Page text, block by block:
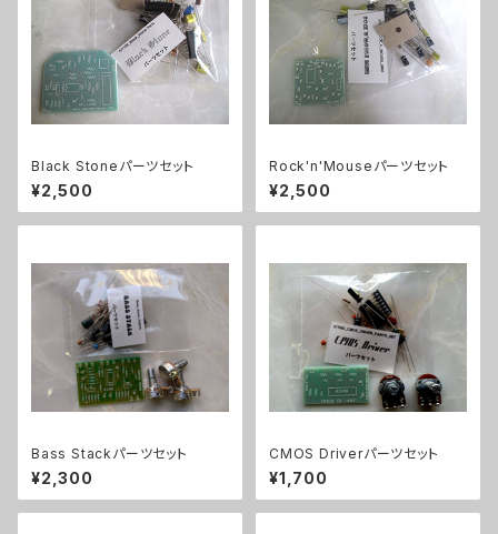
Black Stoneパーツセット
¥2,500
Rock'n'Mouseパーツセット
¥2,500
Bass Stackパーツセット
¥2,300
CMOS Driverパーツセット
¥1,700